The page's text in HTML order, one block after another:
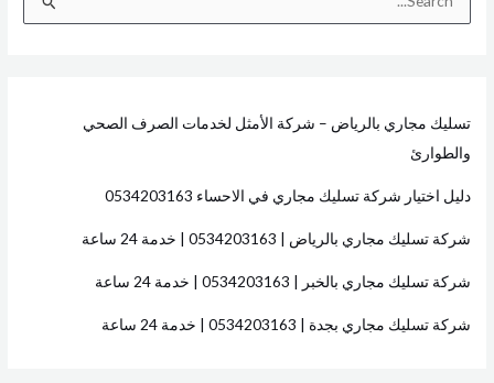
ث
ع
تسليك مجاري بالرياض – شركة الأمثل لخدمات الصرف الصحي
والطوارئ
دليل اختيار شركة تسليك مجاري في الاحساء 0534203163
شركة تسليك مجاري بالرياض | 0534203163 | خدمة 24 ساعة
شركة تسليك مجاري بالخبر | 0534203163 | خدمة 24 ساعة
شركة تسليك مجاري بجدة | 0534203163 | خدمة 24 ساعة